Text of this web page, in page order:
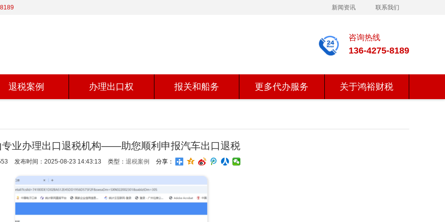
新闻资讯 联系我们
咨询热线
136-4275-8189
退税案例 办理出口权 报关和船务 更多代办服务 关于鸿裕财税
专业办理出口退税机构——助您顺利申报汽车出口退税
发布时间：2025-08-23 14:43:13 类型： 退税案例 分享：